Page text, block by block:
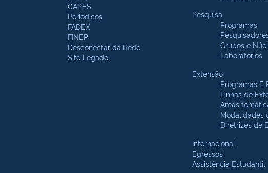
CAPES
Periódicos
FADEX
FINEP
Desconectar da Rede
Site Legado
Pesquisa
Programas
Grupos e
Laboratórios
Extensão
Programas E
Linhas de
Áreas
Modalidades
Diretrizes de
Internacional
Egressos
Assistência Estudantil